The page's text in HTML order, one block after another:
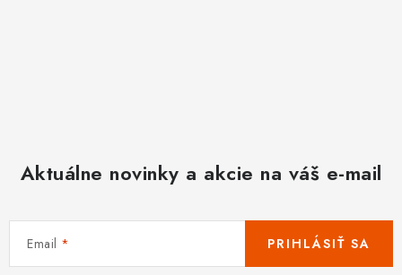
Aktuálne novinky a akcie na váš e-mail
Email PRIHLÁSIŤ SA